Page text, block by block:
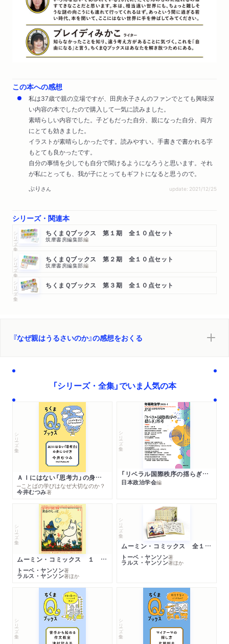
この本への感想
私は37歳で親の立場ですが、田房永子さんのファンでとても興味深
い内容の本でしたので購入して一気に読みました。
素晴らしい内容でした。子どもだった自分、親になった自分、両方
にとても効きました。
イラストが素晴らしかったです。読みやすい。手書きで書かれる字
もとても良かったです。
自分の事情を少しでも自分で聞けるようになろうと思います。それ
が私にとっても、我が子にとってもギフトになると思うので。
ぷり さん update: 2021/12/25
シリーズ・関連本
シリーズ・全集 ちくまＱブックス 第１期 全１０点セット
筑摩書房編集部編
シリーズ・全集 ちくまＱブックス 第２期 全１０点セット
筑摩書房編集部編
シリーズ・全集 ちくまＱブックス 第３期 全１０点セット
『なぜ親はうるさいのか』の感想をおくる
「シリーズ・全集」でいま人気の本
シリーズ・全集
ＡＩにはない「思考力」の身につけ方
─ことばの学びはなぜ大切なのか？
今井むつみ著
シリーズ・全集
「リベラル国際秩序の揺らぎ」再考 年報政治学２０２６‐Ⅰ
日本政治学会編
シリーズ・全集
ムーミン・コミックス １ 黄金のしっぽ
トーベ・ヤンソン著
ラルス・ヤンソン著ほか
シリーズ・全集
ムーミン・コミックス 全１４巻セット
トーベ・ヤンソン著
ラルス・ヤンソン著ほか
シリーズ・全集 シリーズ・全集